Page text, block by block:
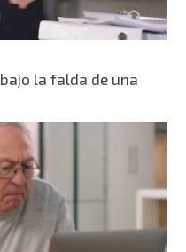
la falda de una